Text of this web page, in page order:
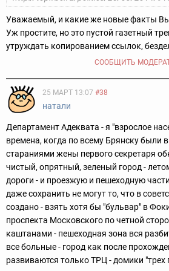
Уважаемый, и какие же новые факты
Уж простите, но это пустой газетный
утруждать копированием ссылок,
СООБЩИТЬ
25 МАРТ 13:07 #38
натали
Департамент Адеквата - я "взрослое
времена, когда по всему Брянску были
стараниями жены первого секретаря
чистый, опрятный, зеленый город -
дороги - и проезжую и пешеходную
даже сохранить не могут то, что в
создано - взять хотя бы "бульвар" в
проспекта Московского по четной
каштанами - пешеходная зона вся
все больные - город как после
развиваются только ТРЦ - домики "трех